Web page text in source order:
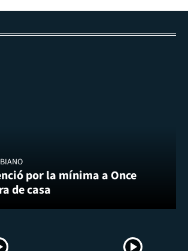
por la mínima a Once
de casa